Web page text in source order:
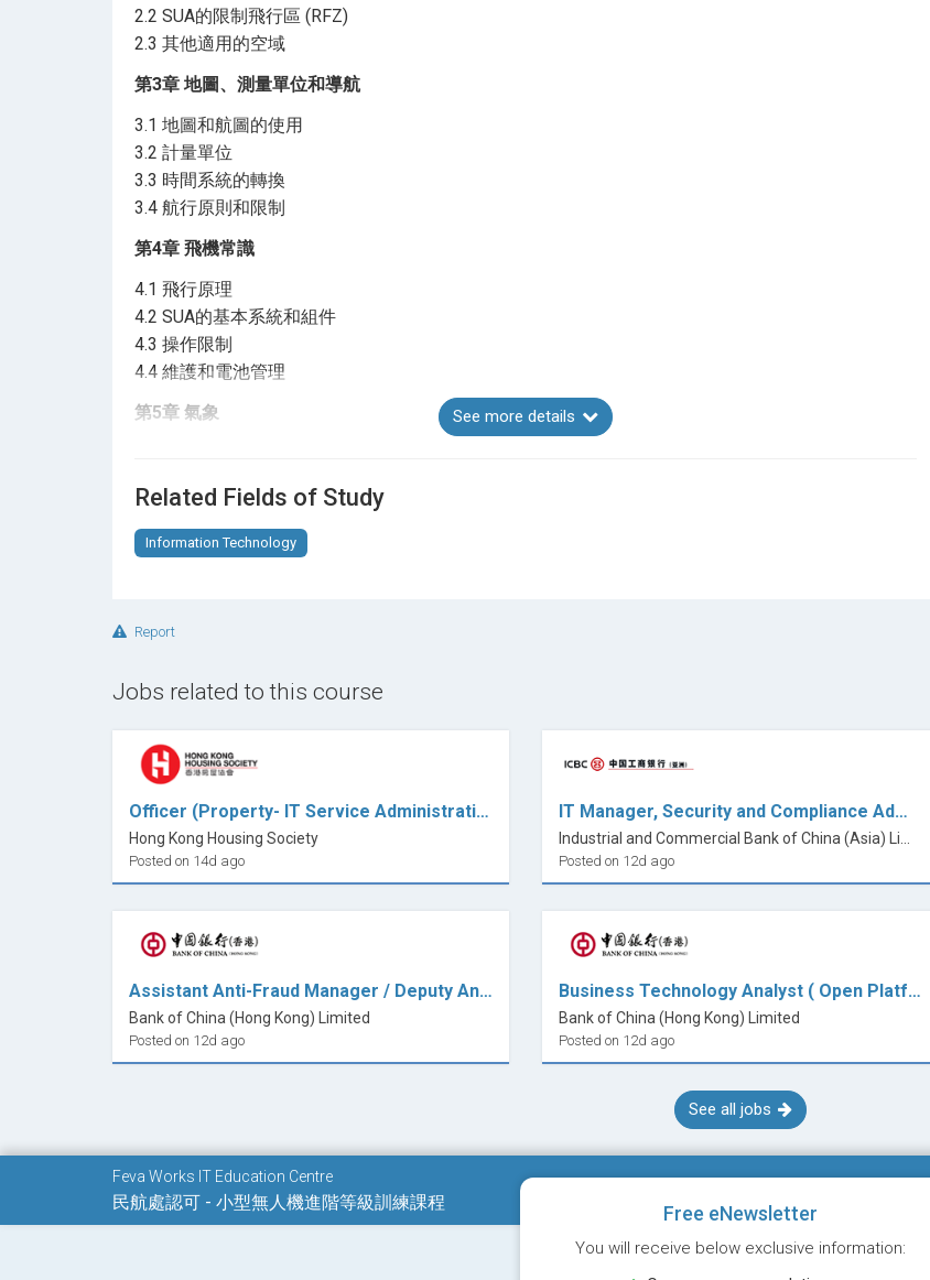
2.2 SUA的限制飛行區 (RFZ)
2.3 其他適用的空域
第3章 地圖、測量單位和導航
3.1 地圖和航圖的使用
3.2 計量單位
3.3 時間系統的轉換
3.4 航行原則和限制
第4章 飛機常識
4.1 飛行原理
4.2 SUA的基本系統和組件
4.3 操作限制
4.4 維護和電池管理
第5章 氣象
5.3 SUA 運行前的當地天氣評估
第6章 飛行技術和人為因素
6.3 文件和記錄保存
6.5 醫療健身
第7章 操作手冊、飛行計劃和程序
7.1 前期規劃
7.2 風險評估與管理
7.3 正常和應急操作程序
7.4 操作手冊 (OM) 和清單
7.5 危險和狀態意識
7.7 飛行前、飛行中和飛行後程序
*課程內容如有修改，恕不作另行通知
See more details
Related Fields of Study
Information Technology
Report
Jobs related to this course
Officer (Property- IT Service Administration)
Hong Kong Housing Society
Posted on 14d ago
IT Manager, Security and Compliance Administration
Posted on 12d ago
Assistant Anti-Fraud Manager / Deputy Anti-Fraud Manager ( 7x24 Fraud Transaction Monitoring)
Bank of China (Hong Kong) Limited
Posted on 12d ago
Business Technology Analyst ( Open Platform )
Bank of China (Hong Kong) Limited
Posted on 12d ago
See all jobs
Feva Works IT Education Centre
民航處認可 - 小型無人機進階等級訓練課程 Free eNewsletter
You will receive below exclusive information: